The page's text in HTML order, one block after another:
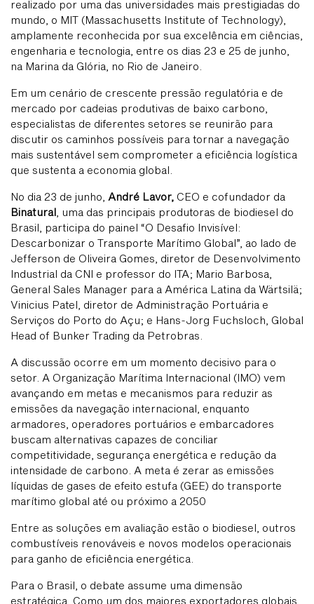
realizado por uma das universidades mais prestigiadas do
mundo, o MIT (Massachusetts Institute of Technology),
amplamente reconhecida por sua excelência em ciências,
engenharia e tecnologia, entre os dias 23 e 25 de junho,
na Marina da Glória, no Rio de Janeiro.
Em um cenário de crescente pressão regulatória e de
mercado por cadeias produtivas de baixo carbono,
especialistas de diferentes setores se reunirão para
discutir os caminhos possíveis para tornar a navegação
mais sustentável sem comprometer a eficiência logística
que sustenta a economia global.
No dia 23 de junho, André Lavor, CEO e cofundador da
Binatural uma das principais produtoras de biodiesel do
Brasil, participa do painel “O Desafio Invisível:
Descarbonizar o Transporte Marítimo Global”, ao lado de
Jefferson de Oliveira Gomes, diretor de Desenvolvimento
Industrial da CNI e professor do ITA; Mario Barbosa,
General Sales Manager para a América Latina da Wärtsilä;
Vinicius Patel, diretor de Administração Portuária e
Serviços do Porto do Açu; e Hans-Jorg Fuchsloch, Global
Head of Bunker Trading da Petrobras.
A discussão ocorre em um momento decisivo para o
setor. A Organização Marítima Internacional (IMO) vem
avançando em metas e mecanismos para reduzir as
emissões da navegação internacional, enquanto
armadores, operadores portuários e embarcadores
buscam alternativas capazes de conciliar
competitividade, segurança energética e redução da
intensidade de carbono. A meta é zerar as emissões
líquidas de gases de efeito estufa (GEE) do transporte
marítimo global até ou próximo a 2050
Entre as soluções em avaliação estão o biodiesel, outros
combustíveis renováveis e novos modelos operacionais
para ganho de eficiência energética.
Para o Brasil, o debate assume uma dimensão
estratégica. Como um dos maiores exportadores globais